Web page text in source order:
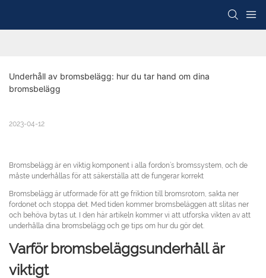
Underhåll av bromsbelägg: hur du tar hand om dina
bromsbelägg
2023-04-12
Bromsbelägg är en viktig komponent i alla fordon’s bromssystem, och de
måste underhållas för att säkerställa att de fungerar korrekt
Bromsbelägg är utformade för att ge friktion till bromsrotorn, sakta ner
fordonet och stoppa det. Med tiden kommer bromsbeläggen att slitas ner
och behöva bytas ut. I den här artikeln kommer vi att utforska vikten av att
underhålla dina bromsbelägg och ge tips om hur du gör det.
Varför bromsbeläggsunderhåll är
viktigt